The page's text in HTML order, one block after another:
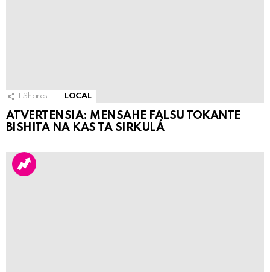
1 Shares LOCAL
ATVERTENSIA: MENSAHE FALSU TOKANTE
BISHITA NA KAS TA SIRKULÁ